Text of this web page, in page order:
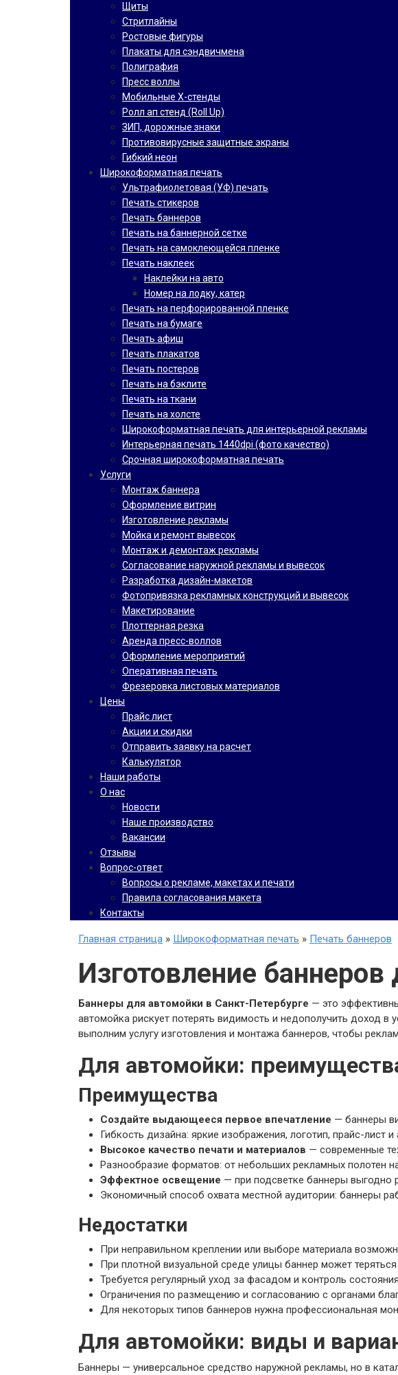
Щиты
Стритлайны
Ростовые фигуры
Плакаты для сэндвичмена
Полиграфия
Пресс воллы
Мобильные Х-стенды
Ролл ап стенд (Roll Up)
ЗИП, дорожные знаки
Противовирусные защитные экраны
Гибкий неон
Широкоформатная печать
Ультрафиолетовая (УФ) печать
Печать стикеров
Печать баннеров
Печать на баннерной сетке
Печать на самоклеющейся пленке
Печать наклеек
Наклейки на авто
Номер на лодку, катер
Печать на перфорированной пленке
Печать на бумаге
Печать афиш
Печать плакатов
Печать постеров
Печать на бэклите
Печать на ткани
Печать на холсте
Широкоформатная печать для интерьерной рекламы
Интерьерная печать 1440dpi (фото качество)
Срочная широкоформатная печать
Услуги
Монтаж баннера
Оформление витрин
Изготовление рекламы
Мойка и ремонт вывесок
Монтаж и демонтаж рекламы
Согласование наружной рекламы и вывесок
Разработка дизайн-макетов
Фотопривязка рекламных конструкций и вывесок
Макетирование
Плоттерная резка
Аренда пресс-воллов
Оформление мероприятий
Оперативная печать
Фрезеровка листовых материалов
Цены
Прайс лист
Акции и скидки
Отправить заявку на расчет
Калькулятор
Наши работы
О нас
Новости
Наше производство
Вакансии
Отзывы
Вопрос-ответ
Вопросы о рекламе, макетах и печати
Правила согласования макета
Контакты
Главная страница » Широкоформатная печать » Печать баннеров
Изготовление
Баннеры для автомойки в Санкт-Петербурге — это
автомойка рискует потерять видимость и недополучить доход в
выполним услугу изготовления и монтажа баннеров, чтобы
Для автомойки:
Преимущества
Создайте выдающееся первое впечатление — баннеры
Гибкость дизайна: яркие изображения, логотип, прайс-
Высокое качество печати и материалов — современные
Разнообразие форматов: от небольших рекламных полотен
Эффектное освещение — при подсветке баннеры выгодно
Экономичный способ охвата местной аудитории: баннеры
Недостатки
При неправильном креплении или выборе материала
При плотной визуальной среде улицы баннер может
Требуется регулярный уход за фасадом и контроль
Ограничения по размещению и согласованию с органами
Для некоторых типов баннеров нужна профессиональная
Для автомойки: виды и
Баннеры — универсальное средство наружной рекламы, но в